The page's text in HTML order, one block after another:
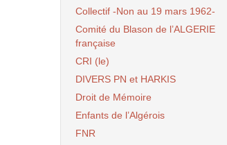
Collectif -Non au 19 mars 1962-
Comité du Blason de l’ALGERIE
française
CRI (le)
DIVERS PN et HARKIS
Droit de Mémoire
Enfants de l’Algérois
FNR